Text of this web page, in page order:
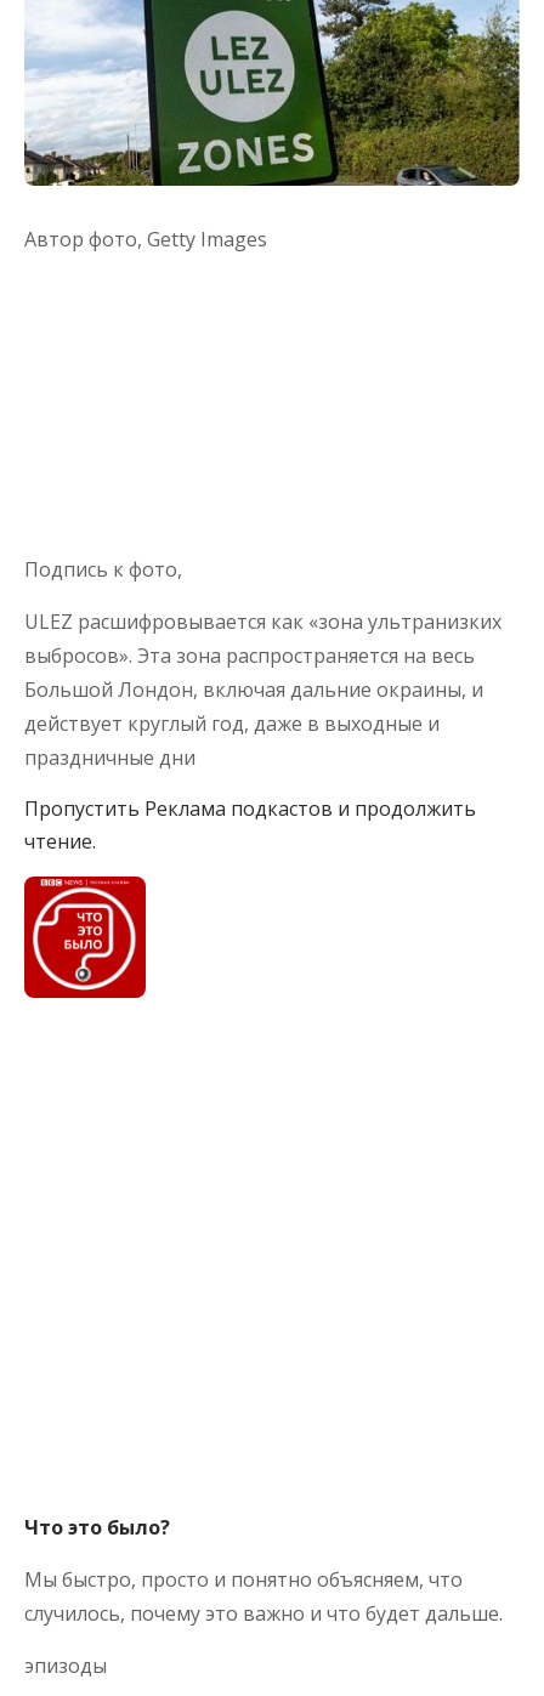
Автор фото, Getty Images
Подпись к фото,
ULEZ расшифровывается как «зона ультранизких
выбросов». Эта зона распространяется на весь
Большой Лондон, включая дальние окраины, и
действует круглый год, даже в выходные и
праздничные дни
Пропустить Реклама подкастов и продолжить
чтение.
Что это было?
Мы быстро, просто и понятно объясняем, что
случилось, почему это важно и что будет дальше.
эпизоды